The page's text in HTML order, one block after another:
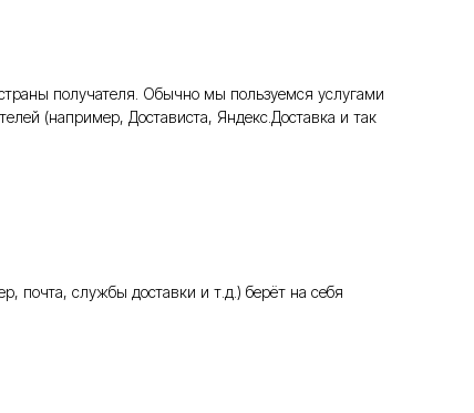
получателя. Обычно мы пользуемся услугами
(например, Достависта, Яндекс.Доставка и так
почта, службы доставки и т.д.) берёт на себя